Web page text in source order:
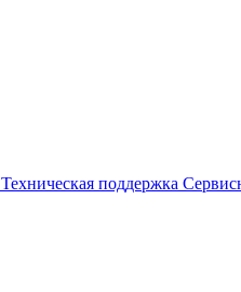
Техническая поддержка